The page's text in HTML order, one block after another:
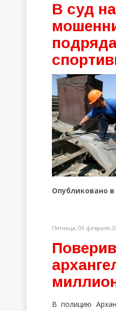
В суд
Опубликовано в
Пятница, 09 февраля
В полицию